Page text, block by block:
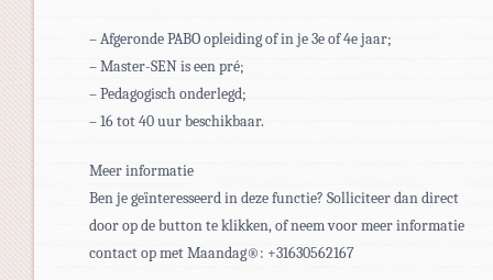
– Afgeronde PABO opleiding of in je 3e of 4e jaar;
– Master-SEN is een pré;
– Pedagogisch onderlegd;
– 16 tot 40 uur beschikbaar.
Meer informatie
Ben je geïnteresseerd in deze functie? Solliciteer dan direct
door op de button te klikken, of neem voor meer informatie
contact op met Maandag®: +31630562167